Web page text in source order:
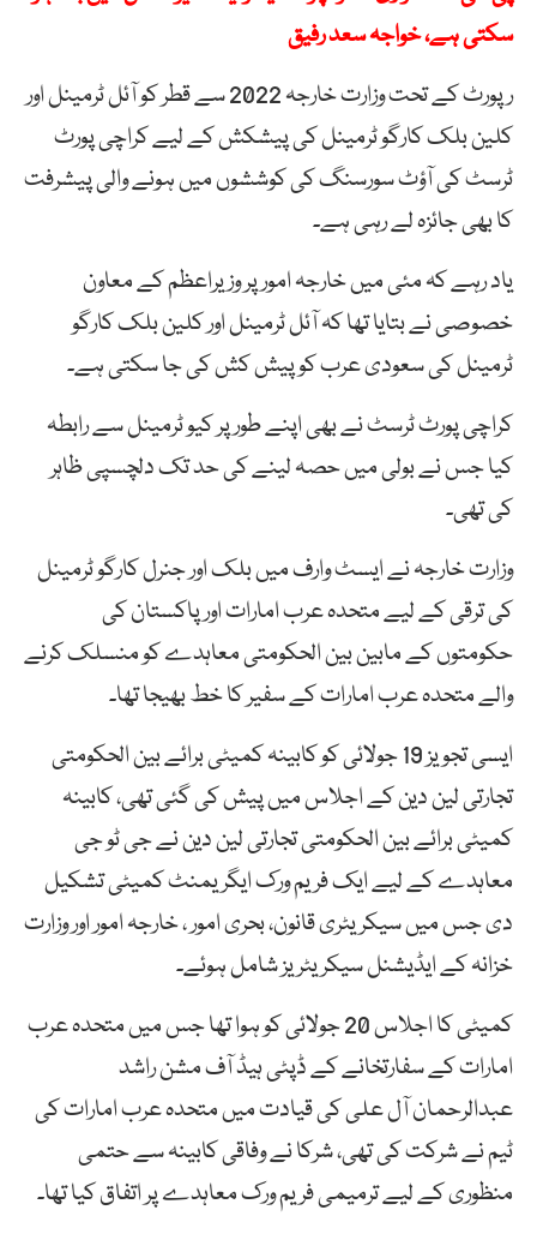
سکتی ہے، خواجہ سعد رفیق
رپورٹ کے تحت وزارت خارجہ 2022 سے قطر کو آئل ٹرمینل اور
کلین بلک کارگو ٹرمینل کی پیشکش کے لیے کراچی پورٹ
ٹرسٹ کی آؤٹ سورسنگ کی کوششوں میں ہونے والی پیشرفت
کا بھی جائزہ لے رہی ہے۔
یاد رہے کہ مئی میں خارجہ امور پر وزیراعظم کے معاون
خصوصی نے بتایا تھا کہ آئل ٹرمینل اور کلین بلک کارگو
ٹرمینل کی سعودی عرب کو پیش کش کی جا سکتی ہے۔
کراچی پورٹ ٹرسٹ نے بھی اپنے طور پر کیو ٹرمینل سے رابطہ
کیا جس نے بولی میں حصہ لینے کی حد تک دلچسپی ظاہر
کی تھی۔
وزارت خارجہ نے ایسٹ وارف میں بلک اور جنرل کارگو ٹرمینل
کی ترقی کے لیے متحدہ عرب امارات اور پاکستان کی
حکومتوں کے مابین بین الحکومتی معاہدے کو منسلک کرنے
والے متحدہ عرب امارات کے سفیر کا خط بھیجا تھا۔
ایسی تجویز 19 جولائی کو کابینہ کمیٹی برائے بین الحکومتی
تجارتی لین دین کے اجلاس میں پیش کی گئی تھی، کابینہ
کمیٹی برائے بین الحکومتی تجارتی لین دین نے جی ٹو جی
معاہدے کے لیے ایک فریم ورک ایگریمنٹ کمیٹی تشکیل
دی جس میں سیکریٹری قانون، بحری امور ، خارجہ امور اور وزارت
خزانہ کے ایڈیشنل سیکریٹریز شامل ہوئے۔
کمیٹی کا اجلاس 20 جولائی کو ہوا تھا جس میں متحدہ عرب
امارات کے سفارتخانے کے ڈپٹی ہیڈ آف مشن راشد
عبدالرحمان آل علی کی قیادت میں متحدہ عرب امارات کی
ٹیم نے شرکت کی تھی، شرکا نے وفاقی کابینہ سے حتمی
منظوری کے لیے ترمیمی فریم ورک معاہدے پر اتفاق کیا تھا۔